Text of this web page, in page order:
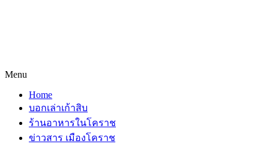
Menu
Home
บอกเล่าเก้าสิบ
ร้านอาหารในโคราช
ข่าวสาร เมืองโคราช